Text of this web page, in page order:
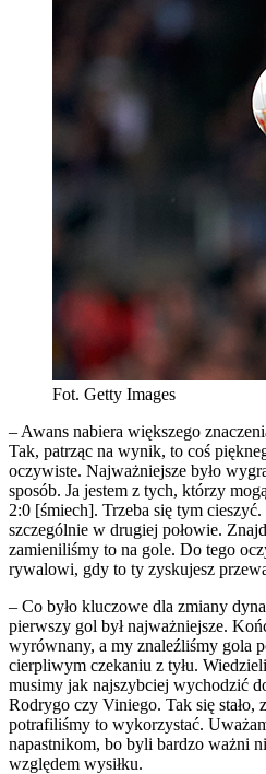
Fot. Getty Images
– Awans nabiera większego
Tak, patrząc na wynik, to coś
oczywiste. Najważniejsze było
sposób. Ja jestem z tych, którzy
2:0 [śmiech]. Trzeba się tym
szczególnie w drugiej połowie.
zamieniliśmy to na gole. Do tego
rywalowi, gdy to ty zyskujesz
– Co było kluczowe dla zmiany
pierwszy gol był najważniejsze.
wyrównany, a my znaleźliśmy gola
cierpliwym czekaniu z tyłu.
musimy jak najszybciej wychodzić
Rodrygo czy Viniego. Tak się stało,
potrafiliśmy to wykorzystać.
napastnikom, bo byli bardzo ważni
względem wysiłku.